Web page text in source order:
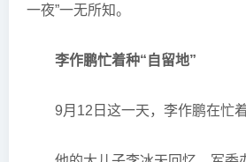
一夜”一无所知。
李作鹏忙着种“自留地”
9月12日这一天，李作鹏在忙着